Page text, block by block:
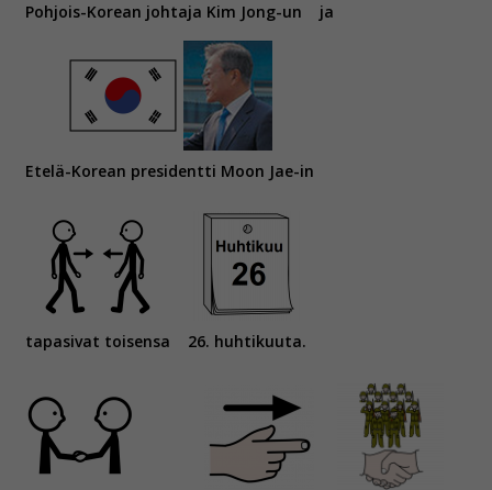
Pohjois-Korean johtaja Kim Jong-un ja
Etelä-Korean presidentti Moon Jae-in
tapasivat toisensa 26. huhtikuuta.